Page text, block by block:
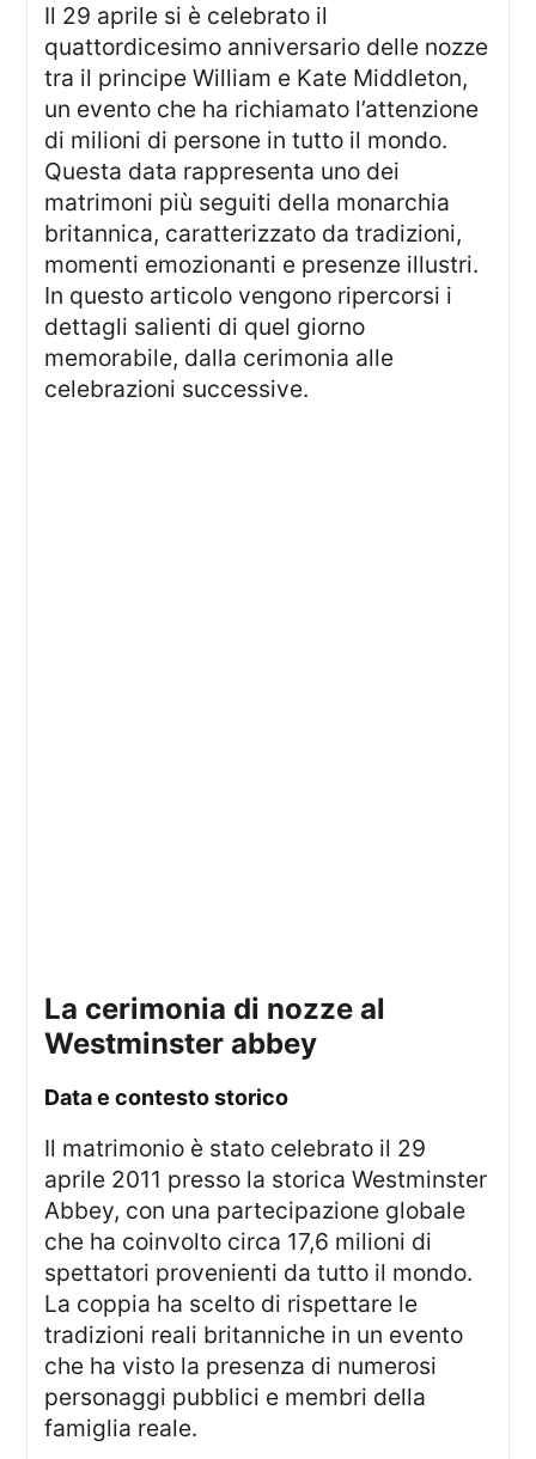
Il 29 aprile si è celebrato il
quattordicesimo anniversario delle nozze
tra il principe William e Kate Middleton,
un evento che ha richiamato l’attenzione
di milioni di persone in tutto il mondo.
Questa data rappresenta uno dei
matrimoni più seguiti della monarchia
britannica, caratterizzato da tradizioni,
momenti emozionanti e presenze illustri.
In questo articolo vengono ripercorsi i
dettagli salienti di quel giorno
memorabile, dalla cerimonia alle
celebrazioni successive.
la cerimonia di nozze al
Westminster abbey
Data e contesto storico
Il matrimonio è stato celebrato il 29
aprile 2011 presso la storica Westminster
Abbey, con una partecipazione globale
che ha coinvolto circa 17,6 milioni di
spettatori provenienti da tutto il mondo.
La coppia ha scelto di rispettare le
tradizioni reali britanniche in un evento
che ha visto la presenza di numerosi
personaggi pubblici e membri della
famiglia reale.